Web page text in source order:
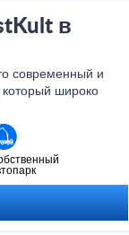
в
современный и
который широко
жилых домов,
Высокое
делают